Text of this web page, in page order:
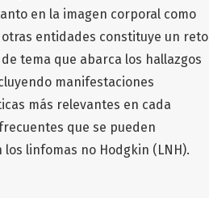
en la imagen corporal como
entidades constituye un reto
tema que abarca los hallazgos
manifestaciones
más relevantes en cada
que se pueden
linfomas no Hodgkin (LNH).